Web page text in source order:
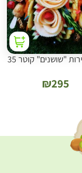
"שושנים" קוטר 35
₪295